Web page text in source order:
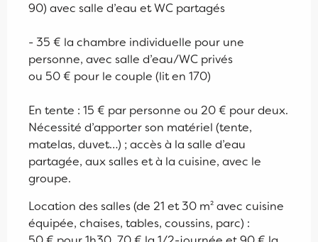
90) avec salle d’eau et WC partagés
- 35 € la chambre individuelle pour une
personne, avec salle d’eau/WC privés
ou 50 € pour le couple (lit en 170)
En tente : 15 € par personne ou 20 € pour deux.
Nécessité d’apporter son matériel (tente,
matelas, duvet…) ; accès à la salle d’eau
partagée, aux salles et à la cuisine, avec le
groupe.
Location des salles (de 21 et 30 m² avec cuisine
équipée, chaises, tables, coussins, parc) :